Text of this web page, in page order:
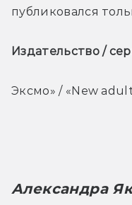
публиковался
Издательство /
Эксмо» / «New
Александра